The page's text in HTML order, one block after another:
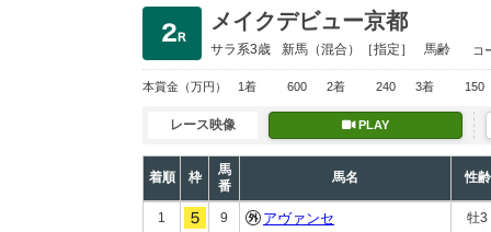
メイクデビュー京都
サラ系3歳 新馬 （混合）［指定］ 馬齢 コ
本賞金 （万円） 1着 600 2着 240 3着 150
レース映像 PLAY
着順 枠
馬
番
馬名 性齢
1 9 アヴァンセ 牡3